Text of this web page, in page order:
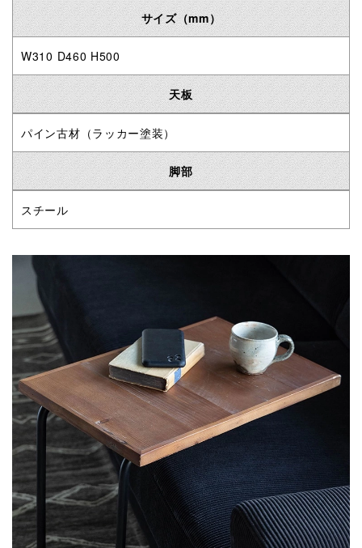
サイズ（mm）
W310 D460 H500
天板
パイン古材 （ラッカー塗装）
脚部
スチール